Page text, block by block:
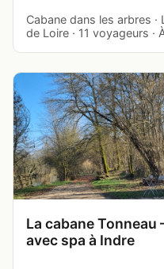
Cabane dans les arbres ·
de Loire · 11 voyageurs
La cabane
avec spa à Indre